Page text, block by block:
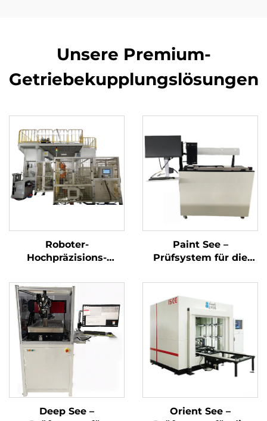
Unsere Premium-
Getriebekupplungslösungen
Roboter-
Hochpräzisions-
Paint See –
Prüfsystem für die
Deep See –
Orient See –